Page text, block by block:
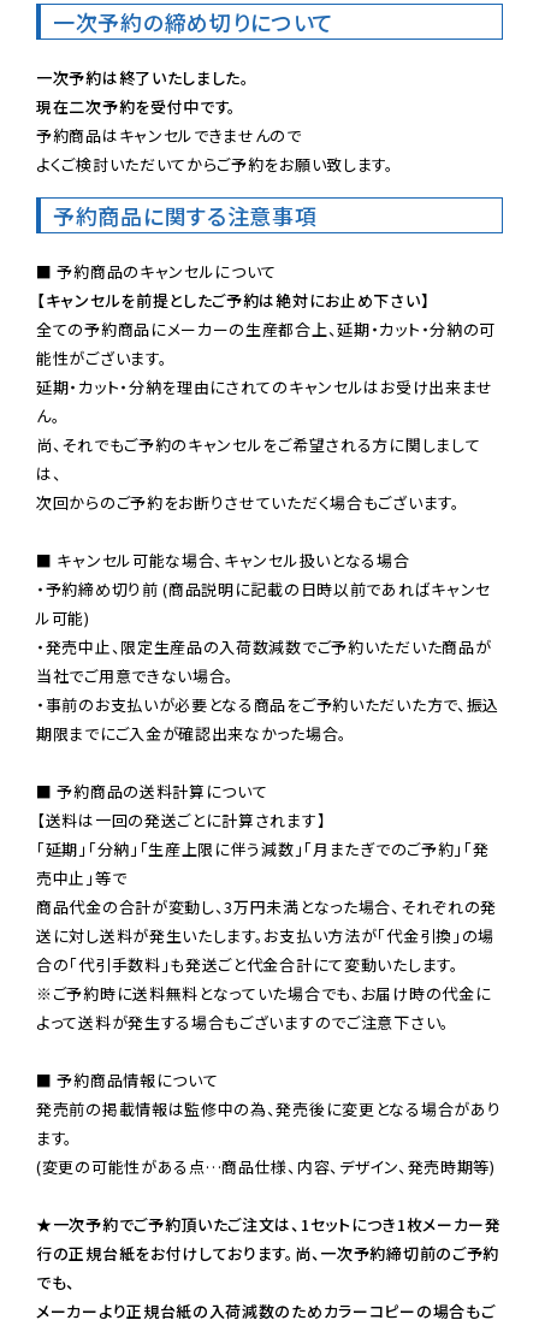
一次予約の締め切りについて
一次予約は終了いたしました。
現在二次予約を受付中です。
予約商品はキャンセルできませんので
よくご検討いただいてからご予約をお願い致します。
予約商品に関する注意事項
【キャンセルを前提としたご予約は絶対にお止め下さい】
全ての予約商品にメーカーの生産都合上、延期・カット・分納の可
能性がございます。
延期・カット・分納を理由にされてのキャンセルはお受け出来ませ
ん。
尚、それでもご予約のキャンセルをご希望される方に関しまして
は、
次回からのご予約をお断りさせていただく場合もございます。
■ キャンセル可能な場合、キャンセル扱いとなる場合
・予約締め切り前 (商品説明に記載の日時以前であればキャンセ
ル可能)
・発売中止、限定生産品の入荷数減数でご予約いただいた商品が
当社でご用意できない場合。
・事前のお支払いが必要となる商品をご予約いただいた方で、振込
期限までにご入金が確認出来なかった場合。
■ 予約商品の送料計算について
【送料は一回の発送ごとに計算されます】
「延期」「分納」「生産上限に伴う減数」「月またぎでのご予約」「発
売中止」等で
商品代金の合計が変動し、3万円未満となった場合、それぞれの発
送に対し送料が発生いたします。お支払い方法が「代金引換」の場
※ご予約時に送料無料となっていた場合でも、お届け時の代金に
よって送料が発生する場合もございますのでご注意下さい。
■ 予約商品情報について
発売前の掲載情報は監修中の為、発売後に変更となる場合があり
ます。
(変更の可能性がある点…商品仕様、内容、デザイン、発売時期等)
★一次予約でご予約頂いたご注文は、1セットにつき1枚メーカー発
行の正規台紙をお付けしております。尚、一次予約締切前のご予約
でも、
メーカーより正規台紙の入荷減数のためカラーコピーの場合もご